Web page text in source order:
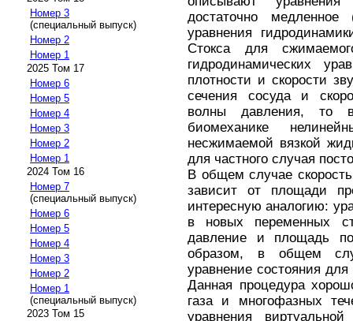
Номер 3
(специальный выпуск)
Номер 2
Номер 1
2025 Том 17
Номер 6
Номер 5
Номер 4
Номер 3
Номер 2
Номер 1
2024 Том 16
Номер 7
(специальный выпуск)
Номер 6
Номер 5
Номер 4
Номер 3
Номер 2
Номер 1
(специальный выпуск)
2023 Том 15
достаточно
уравнения
Стокса для
гидродинамических
плотности и скорости
сечения сосуда и
волны давления, то
биомеханике
несжимаемой вязкой
для частного случая
В общем случае
зависит от площади
интересную аналогию:
в новых переменных
давление и площадь
образом, в общем
уравнение состояния
Данная процедура
газа и многофазных
уравнения